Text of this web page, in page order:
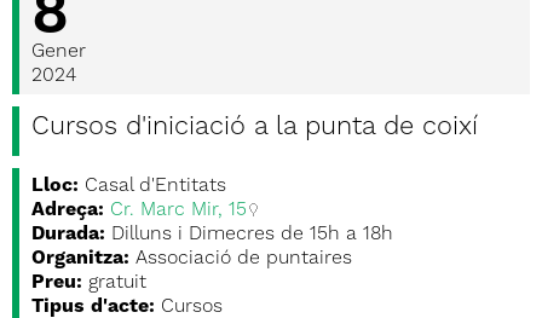
8
Gener
2024
Cursos d'iniciació a la punta de coixí
Lloc: Casal d'Entitats
Adreça: Cr. Marc Mir, 15
Durada: Dilluns i Dimecres de 15h a 18h
Organitza: Associació de puntaires
Preu: gratuit
Tipus d'acte: Cursos